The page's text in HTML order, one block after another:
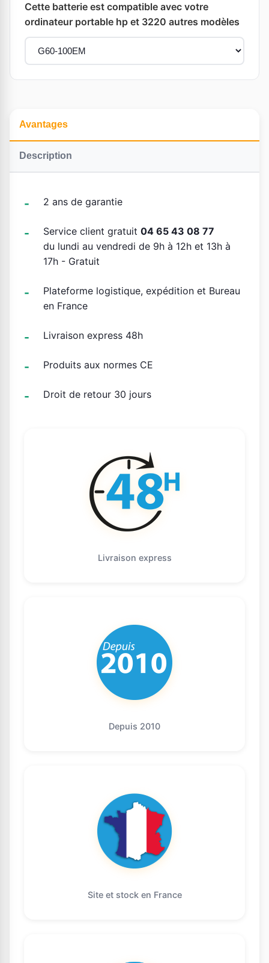
Cette batterie est compatible avec votre
ordinateur portable hp et 3220 autres modèles
Avantages
Description
2 ans de garantie
Service client gratuit 04 65 43 08 77
du lundi au vendredi de 9h à 12h et 13h à
17h - Gratuit
Plateforme logistique, expédition et Bureau
en France
Livraison express 48h
Produits aux normes CE
Droit de retour 30 jours
Livraison express
Depuis 2010
Site et stock en France